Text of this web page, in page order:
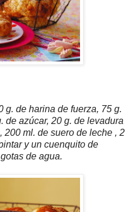
g. de harina de fuerza, 75 g.
de azúcar, 20 g. de levadura
200 ml. de suero de leche , 2
y un cuenquito de
de agua.